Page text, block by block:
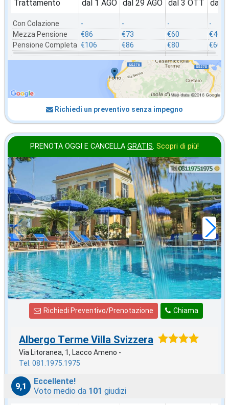
Trattamento
Con Colazione
Mezza Pensione
Pensione Completa
dal 1 AGO
-
€86
€106
dal 29 AGO
-
€73
€86
dal 3 OTT
-
€60
€80
dal 8
-
€46
€60
Richiedi un preventivo senza impegno
PRENOTA OGGI E CANCELLA GRATIS. Scopri di più!
in offerta da
€71,29
a notte
Chiama
Richiedi Preventivo/Prenotazione
Albergo Terme Villa Svizzera
Via Litoranea, 1, Lacco Ameno -
Tel. 081.1975.1975
9,1
Eccellente!
Voto medio da 101 giudizi